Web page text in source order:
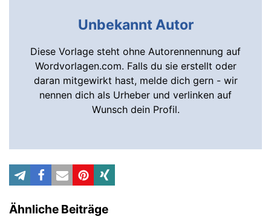
Unbekannt Autor
Diese Vorlage steht ohne Autorennennung auf
Wordvorlagen.com. Falls du sie erstellt oder
daran mitgewirkt hast, melde dich gern - wir
nennen dich als Urheber und verlinken auf
Wunsch dein Profil.
Ähnliche Beiträge